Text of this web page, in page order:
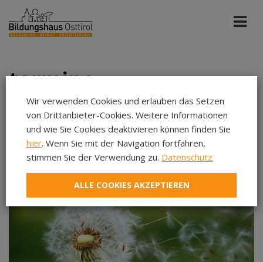
termine
Alle Portale Jun 2026
Aug 2026
Sep 2026
Okt 2026
Nov 2026
Dez 2026
Jan 2027
Feb 2027
Wir verwenden Cookies und erlauben das Setzen
von Drittanbieter-Cookies. Weitere Informationen
und wie Sie Cookies deaktivieren können finden Sie
hier. Wenn Sie mit der Navigation fortfahren,
stimmen Sie der Verwendung zu. Datenschutz
ALLE COOKIES AKZEPTIEREN